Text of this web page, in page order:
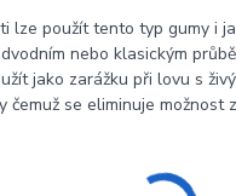
lze použít tento typ gumy i
nebo klasickým
jako zarážku při lovu s
čemuž se eliminuje možnost